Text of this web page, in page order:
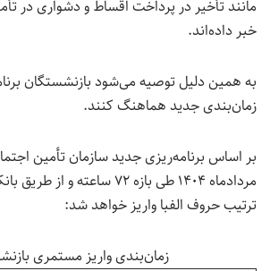
مانند تأخیر در پرداخت اقساط و دشواری در
خبر داده‌اند.
به همین دلیل توصیه می‌شود بازنشستگان
زمان‌بندی جدید هماهنگ کنند.
بر اساس برنامه‌ریزی جدید سازمان تأمین
مردادماه ۱۴۰۴ طی بازه ۷۲ ساعته
ترتیب حروف الفبا واریز خواهد شد:
زمان‌بندی واریز مستمری